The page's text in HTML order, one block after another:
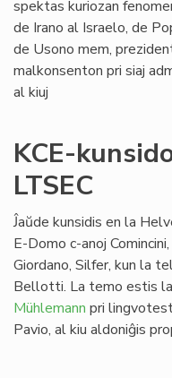
spektas kuriozan
de Irano al Israelo, de
de Usono mem,
malkonsenton pri siaj
al kiuj
KCE-
LTSEC
Ĵaŭde kunsidis en la
E-Domo c-anoj Comincini,
Giordano, Silfer, kun la
Bellotti. La temo estis
Mühlemann pri
Pavio, al kiu aldoniĝis